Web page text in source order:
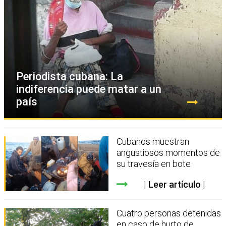
Periodista cubana: La
indiferencia puede matar a un
país
Cubanos muestran
angustiosos momentos de
su travesía en bote
Leer artículo
Cuatro personas detenidas